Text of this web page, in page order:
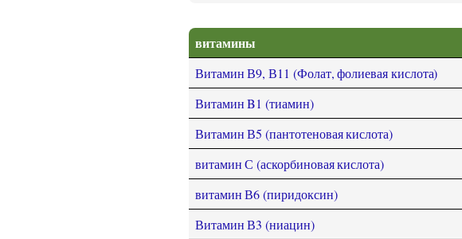
витамины
Витамин В9, В11 (Фолат, фолиевая кислота)
Витамин B1 (тиамин)
Витамин В5 (пантотеновая кислота)
витамин С (аскорбиновая кислота)
витамин В6 (пиридоксин)
Витамин В3 (ниацин)